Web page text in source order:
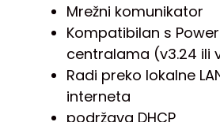
Mrežni komunikator
Kompatibilan s
centralama (v3.24 ili
Radi preko lokalne
interneta
podržava DHCP